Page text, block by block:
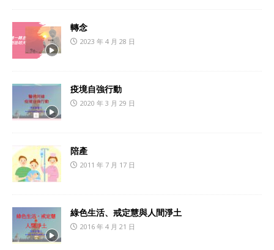
轉念
2023 年 4 月 28 日
疫境自強行動
2020 年 3 月 29 日
陪產
2011 年 7 月 17 日
綠色生活、戒定慧與人間淨土
2016 年 4 月 21 日